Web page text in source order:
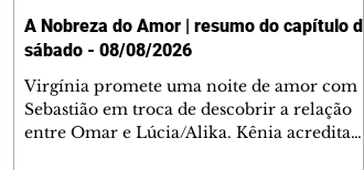
A Nobreza do Amor | resumo do capítulo de
sábado - 08/08/2026
Virgínia promete uma noite de amor com
Sebastião em troca de descobrir a relação
entre Omar e Lúcia/Alika. Kênia acredita